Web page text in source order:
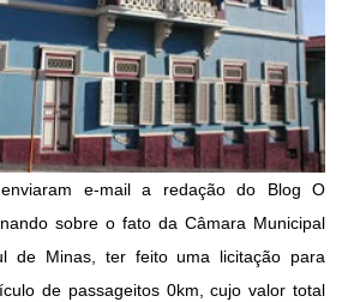
e-mail a redação do Blog O
sobre o fato da Câmara Municipal
de Minas, ter feito uma licitação para
de passageitos 0km, cujo valor total